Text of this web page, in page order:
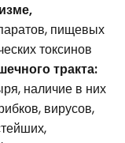
пищевых
токсинов
тракта:
наличие в них
вирусов,